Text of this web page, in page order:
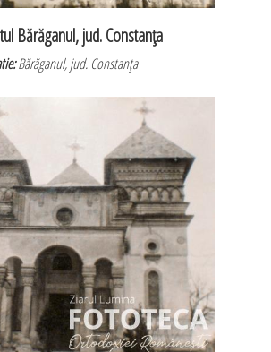
Bărăganul, jud. Constanţa
Bărăganul, jud. Constanţa